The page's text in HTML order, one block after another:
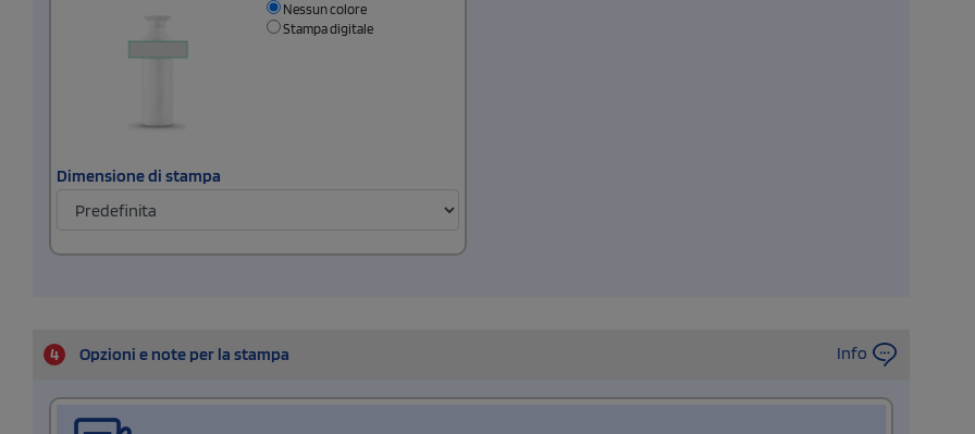
Nessun colore
Stampa digitale
Dimensione di stampa
4 Opzioni e note per la stampa Info